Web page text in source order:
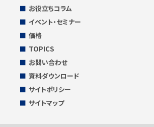
お役立ちコラム
イベント・セミナー
価格
TOPICS
お問い合わせ
資料ダウンロード
サイトポリシー
サイトマップ